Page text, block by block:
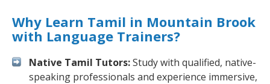
Why Learn Tamil in Mountain Brook
with Language Trainers?
Native Tamil Tutors:Study with qualified, native-
speaking professionals and experience immersive,